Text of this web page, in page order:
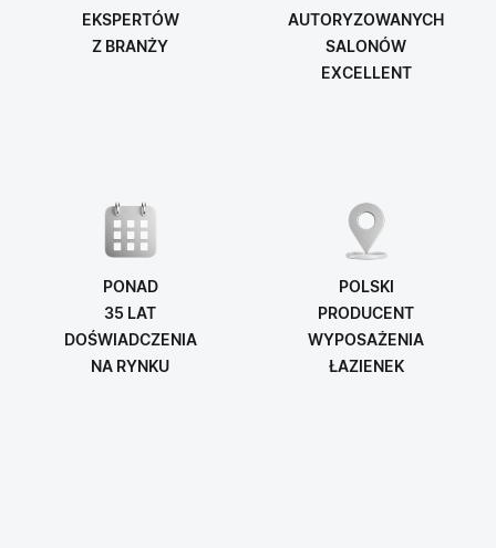
EKSPERTÓW
Z BRANŻY
AUTORYZOWANYCH
SALONÓW
EXCELLENT
PONAD
35 LAT
DOŚWIADCZENIA
NA RYNKU
POLSKI
PRODUCENT
WYPOSAŻENIA
ŁAZIENEK